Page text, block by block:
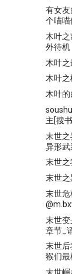
有女
个喵
木叶
外待机
木叶
木叶之
木叶
主[搜
末世之
异形
末世之
末世
末世危
末世
章节_
末世
猴们